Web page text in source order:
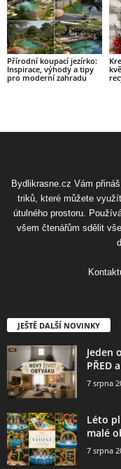
Přírodní koupací jezírko:
Inspirace, výhody a tipy
pro moderní zahradu
Bydlikrasne.cz Vám
triků, které můžete
útulného prostoru.
všem čtenářům sdělit
JEŠTĚ DALŠÍ NOVINKY
Jeden
PŘED
7 srpna
Léto
malé
7 srpna